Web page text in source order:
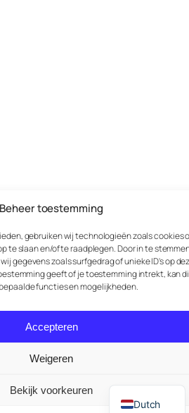
Beheer toestemming
gebruiken wij technologieën zoals cookies
te slaan en/of te raadplegen. Door in te
gegevens zoals surfgedrag of unieke ID's op
geeft of je toestemming intrekt, kan
functies en mogelijkheden.
Accepteren
Weigeren
Bekijk voorkeuren
Dutch